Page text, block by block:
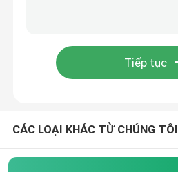
CÁC LOẠI KHÁC TỪ CHÚNG TÔI